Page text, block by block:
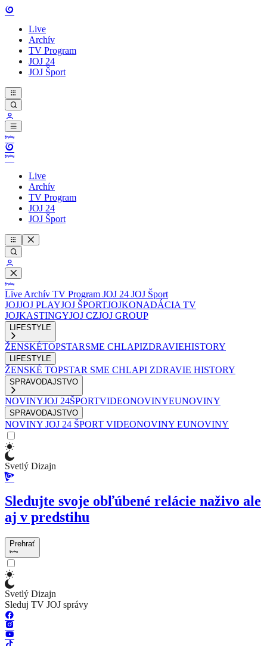
Live
Archív
TV Program
JOJ 24
JOJ Šport
Live
Archív
TV Program
JOJ 24
JOJ Šport
Live Archív TV Program JOJ 24 JOJ Šport
JOJJOJ PLAYJOJ ŠPORTJOJKONADÁCIA TV
JOJKASTINGYJOJ CZJOJ GROUP
LIFESTYLE
ŽENSKÉTOPSTARSME CHLAPIZDRAVIEHISTORY
LIFESTYLE
ŽENSKÉ TOPSTAR SME CHLAPI ZDRAVIE HISTORY
SPRAVODAJSTVO
NOVINYJOJ 24ŠPORTVIDEONOVINYEUNOVINY
SPRAVODAJSTVO
NOVINY JOJ 24 ŠPORT VIDEONOVINY EUNOVINY
Svetlý Dizajn
Sledujte svoje obľúbené relácie naživo ale
aj v predstihu
Prehrať
Svetlý Dizajn
Sleduj TV JOJ správy